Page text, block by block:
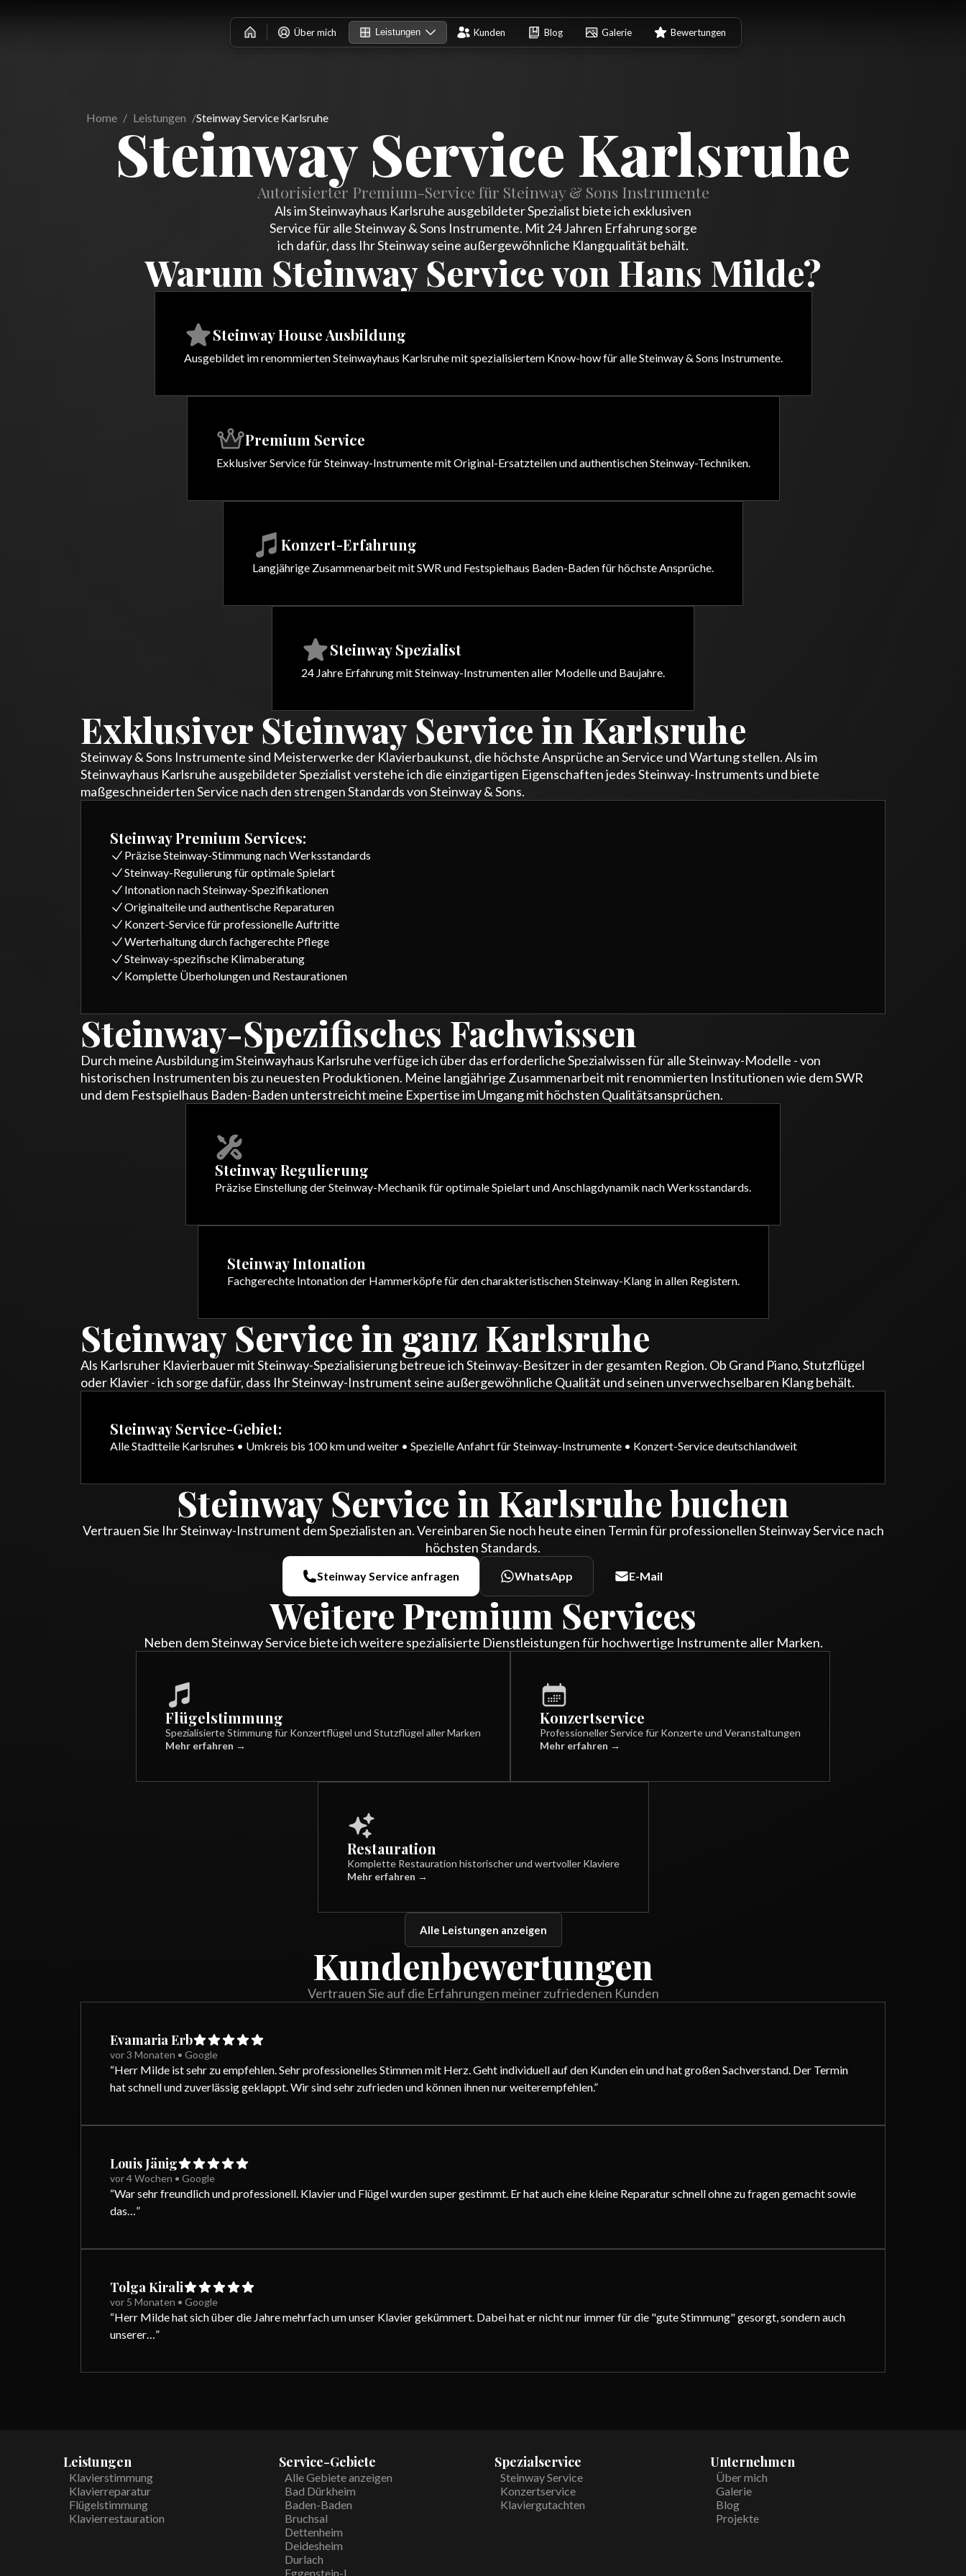
Über mich Leistungen Kunden Blog Galerie Bewertungen
Home / Leistungen /Steinway Service Karlsruhe
Steinway Service Karlsruhe
Autorisierter Premium-Service für Steinway & Sons Instrumente
Als im Steinwayhaus Karlsruhe ausgebildeter Spezialist biete ich exklusiven
Service für alle Steinway & Sons Instrumente. Mit 24 Jahren Erfahrung sorge
ich dafür, dass Ihr Steinway seine außergewöhnliche Klangqualität behält.
Warum Steinway Service von Hans Milde?
Steinway House Ausbildung
Ausgebildet im renommierten Steinwayhaus Karlsruhe mit spezialisiertem Know-how für alle Steinway & Sons Instrumente.
Premium Service
Exklusiver Service für Steinway-Instrumente mit Original-Ersatzteilen und authentischen Steinway-Techniken.
Konzert-Erfahrung
Langjährige Zusammenarbeit mit SWR und Festspielhaus Baden-Baden für höchste Ansprüche.
Steinway Spezialist
24 Jahre Erfahrung mit Steinway-Instrumenten aller Modelle und Baujahre.
Exklusiver Steinway Service in Karlsruhe
Steinway & Sons Instrumente sind Meisterwerke der Klavierbaukunst, die höchste Ansprüche an Service und Wartung stellen. Als im
Steinwayhaus Karlsruhe ausgebildeter Spezialist verstehe ich die einzigartigen Eigenschaften jedes Steinway-Instruments und biete
maßgeschneiderten Service nach den strengen Standards von Steinway & Sons.
Steinway Premium Services:
Präzise Steinway-Stimmung nach Werksstandards
Steinway-Regulierung für optimale Spielart
Intonation nach Steinway-Spezifikationen
Originalteile und authentische Reparaturen
Konzert-Service für professionelle Auftritte
Werterhaltung durch fachgerechte Pflege
Steinway-spezifische Klimaberatung
Komplette Überholungen und Restaurationen
Steinway-Spezifisches Fachwissen
Durch meine Ausbildung im Steinwayhaus Karlsruhe verfüge ich über das erforderliche Spezialwissen für alle Steinway-Modelle - von
historischen Instrumenten bis zu neuesten Produktionen. Meine langjährige Zusammenarbeit mit renommierten Institutionen wie dem SWR
und dem Festspielhaus Baden-Baden unterstreicht meine Expertise im Umgang mit höchsten Qualitätsansprüchen.
Steinway Regulierung
Präzise Einstellung der Steinway-Mechanik für optimale Spielart und Anschlagdynamik nach Werksstandards.
Steinway Intonation
Fachgerechte Intonation der Hammerköpfe für den charakteristischen Steinway-Klang in allen Registern.
Steinway Service in ganz Karlsruhe
Als Karlsruher Klavierbauer mit Steinway-Spezialisierung betreue ich Steinway-Besitzer in der gesamten Region. Ob Grand Piano, Stutzflügel
oder Klavier - ich sorge dafür, dass Ihr Steinway-Instrument seine außergewöhnliche Qualität und seinen unverwechselbaren Klang behält.
Steinway Service-Gebiet:
Alle Stadtteile Karlsruhes • Umkreis bis 100 km und weiter • Spezielle Anfahrt für Steinway-Instrumente • Konzert-Service deutschlandweit
Steinway Service in Karlsruhe buchen
Vertrauen Sie Ihr Steinway-Instrument dem Spezialisten an. Vereinbaren Sie noch heute einen Termin für professionellen Steinway Service nach
höchsten Standards.
Steinway Service anfragen WhatsApp E-Mail
Weitere Premium Services
Neben dem Steinway Service biete ich weitere spezialisierte Dienstleistungen für hochwertige Instrumente aller Marken.
Flügelstimmung
Spezialisierte Stimmung für Konzertflügel und Stutzflügel aller Marken
Mehr erfahren →
Konzertservice
Professioneller Service für Konzerte und Veranstaltungen
Mehr erfahren →
Restauration
Komplette Restauration historischer und wertvoller Klaviere
Mehr erfahren →
Alle Leistungen anzeigen
Kundenbewertungen
Vertrauen Sie auf die Erfahrungen meiner zufriedenen Kunden
Evamaria Erb
vor 3 Monaten • Google
“Herr Milde ist sehr zu empfehlen. Sehr professionelles Stimmen mit Herz. Geht individuell auf den Kunden ein und hat großen Sachverstand. Der Termin
hat schnell und zuverlässig geklappt. Wir sind sehr zufrieden und können ihnen nur weiterempfehlen.”
Louis Jänig
vor 4 Wochen • Google
“War sehr freundlich und professionell. Klavier und Flügel wurden super gestimmt. Er hat auch eine kleine Reparatur schnell ohne zu fragen gemacht sowie
das…”
Tolga Kirali
vor 5 Monaten • Google
“Herr Milde hat sich über die Jahre mehrfach um unser Klavier gekümmert. Dabei hat er nicht nur immer für die "gute Stimmung" gesorgt, sondern auch
unserer…”
Leistungen
Klavierstimmung
Klavierreparatur
Flügelstimmung
Klavierrestauration
Service-Gebiete
Alle Gebiete anzeigen
Bad Dürkheim
Baden-Baden
Bruchsal
Dettenheim
Deidesheim
Durlach
Eggenstein-L.
Spezialservice
Steinway Service
Konzertservice
Klaviergutachten
Unternehmen
Über mich
Galerie
Blog
Projekte